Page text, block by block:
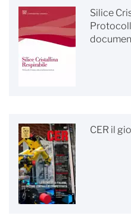
Silice
CER il